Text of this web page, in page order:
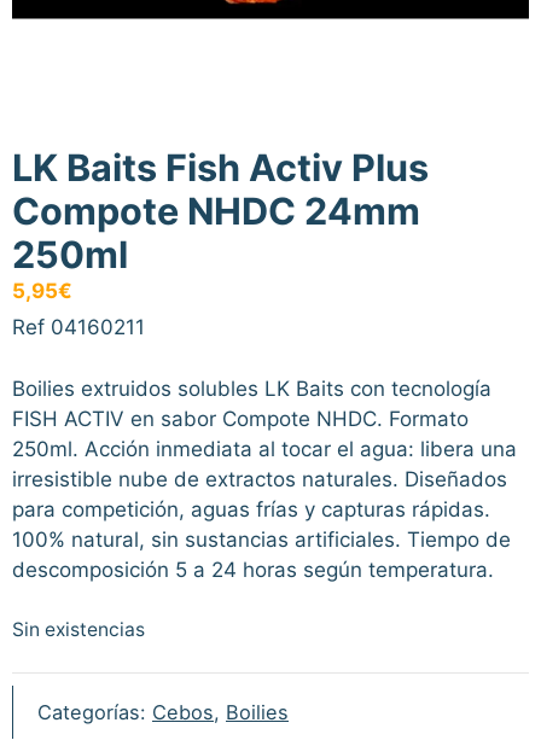
LK Baits Fish Activ Plus
Compote NHDC 24mm
250ml
5,95€
Ref 04160211
Boilies extruidos solubles LK Baits con tecnología
FISH ACTIV en sabor Compote NHDC. Formato
250ml. Acción inmediata al tocar el agua: libera una
irresistible nube de extractos naturales. Diseñados
para competición, aguas frías y capturas rápidas.
100% natural, sin sustancias artificiales. Tiempo de
descomposición 5 a 24 horas según temperatura.
Sin existencias
Categorías: Cebos, Boilies